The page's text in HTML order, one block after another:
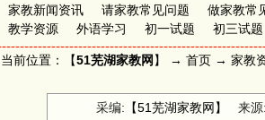
家教新闻资讯 请家教常见问题 做家教常
教学资源
外语学习 初一试题 初三试题
当前位置：【51芜湖家教网 】 → 首页 → 家教
采编: 【51芜湖家教网】 来源: